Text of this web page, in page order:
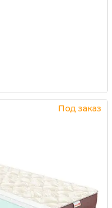
Под заказ